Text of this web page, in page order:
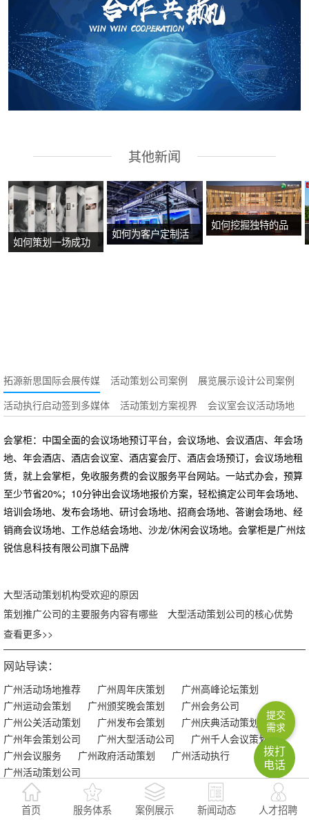
其他新闻
如何策划一场成功
如何为客户定制活
如何挖掘独特的品
拓源新思国际会展传媒 活动策划公司案例
展览展示设计公司案例
活动执行启动签到多媒体
活动策划方案视界 会议室会议活动场地
会掌柜：中国全面的会议场地预订平台，会议场地、会议酒店、年会场
地、年会酒店、酒店会议室、酒店宴会厅、酒店会场预订，会议场地租
赁，就上会掌柜，免收服务费的会议服务平台网站。一站式办会，预算
至少节省20%；10分钟出会议场地报价方案，轻松搞定公司年会场地、
培训会场地、发布会场地、研讨会场地、招商会场地、答谢会场地、经
销商会议场地、工作总结会场地、沙龙/休闲会议场地。会掌柜是广州炫
锐信息科技有限公司旗下品牌
大型活动策划机构受欢迎的原因
策划推广公司的主要服务内容有哪些
大型活动策划公司的核心优势
查看更多>>
网站导读：
广州活动场地推荐 广州周年庆策划
广州高峰论坛策划
广州运动会策划
广州颁奖晚会策划
广州会务公司
广州公关活动策划
广州发布会策划
广州庆典活动策划
广州年会策划公司
广州大型活动公司
广州千人会议策划
广州会议服务
广州政府活动策划
广州活动执行
广州活动策划公司
首页 服务体系 案例展示 新闻动态 人才招聘
提交
需求
拨打
电话